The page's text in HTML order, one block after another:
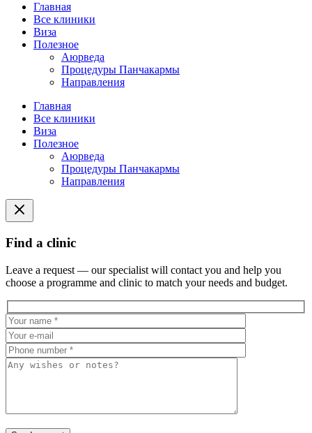
Главная
Все клиники
Виза
Полезное
Аюрведа
Процедуры Панчакармы
Направления
Главная
Все клиники
Виза
Полезное
Аюрведа
Процедуры Панчакармы
Направления
Find a clinic
Leave a request — our specialist will contact you and help you
choose a programme and clinic to match your needs and budget.